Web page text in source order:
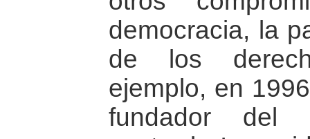
democracia, la
de los
ejemplo, en
fundador del